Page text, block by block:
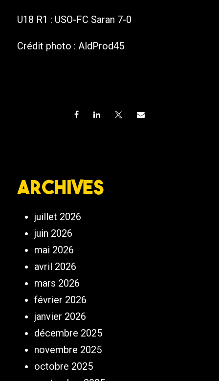
U18 R1 : USO-FC Saran 7-0
Crédit photo : AldProd45
Archives
juillet 2026
juin 2026
mai 2026
avril 2026
mars 2026
février 2026
janvier 2026
décembre 2025
novembre 2025
octobre 2025